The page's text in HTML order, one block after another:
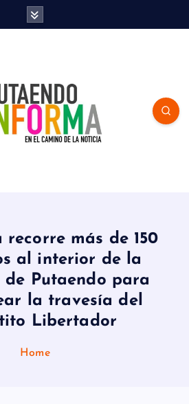
más de 150
al interior de la
Putaendo para
la travesía del
Libertador
Home